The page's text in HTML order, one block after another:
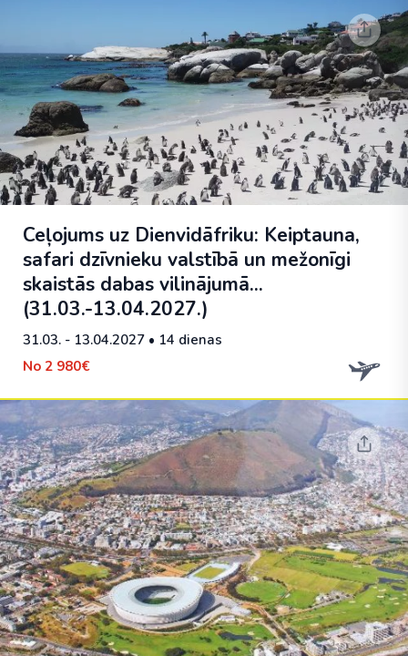
Ceļojums uz Dienvidāfriku: Keiptauna,
safari dzīvnieku valstībā un mežonīgi
skaistās dabas vilinājumā...
(31.03.-13.04.2027.)
31.03. - 13.04.2027 • 14 dienas
No 2 980€